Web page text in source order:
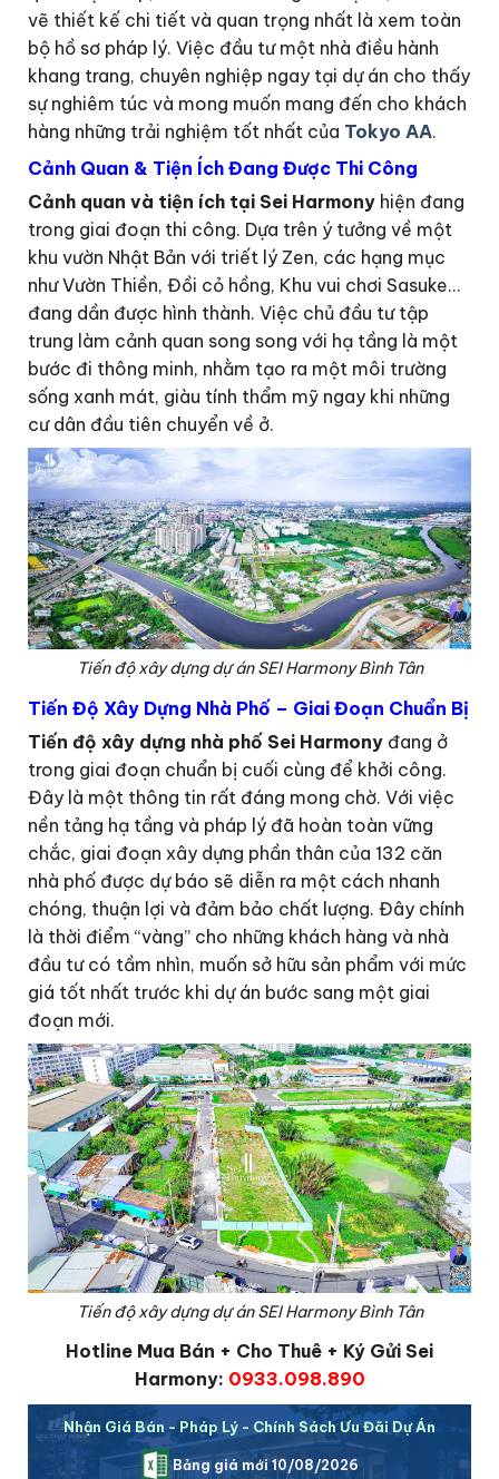
vẽ thiết kế chi tiết và quan trọng nhất là xem toàn
bộ hồ sơ pháp lý. Việc đầu tư một nhà điều hành
khang trang, chuyên nghiệp ngay tại dự án cho thấy
sự nghiêm túc và mong muốn mang đến cho khách
hàng những trải nghiệm tốt nhất của Tokyo AA.
Cảnh Quan & Tiện Ích Đang Được Thi Công
Cảnh quan và tiện ích tại Sei Harmony hiện đang
trong giai đoạn thi công. Dựa trên ý tưởng về một
khu vườn Nhật Bản với triết lý Zen, các hạng mục
như Vườn Thiền, Đồi cỏ hồng, Khu vui chơi Sasuke…
đang dần được hình thành. Việc chủ đầu tư tập
trung làm cảnh quan song song với hạ tầng là một
bước đi thông minh, nhằm tạo ra một môi trường
sống xanh mát, giàu tính thẩm mỹ ngay khi những
cư dân đầu tiên chuyển về ở.
Tiến độ xây dựng dự án SEI Harmony Bình Tân
Tiến Độ Xây Dựng Nhà Phố – Giai Đoạn Chuẩn Bị
Tiến độ xây dựng nhà phố Sei Harmony đang ở
trong giai đoạn chuẩn bị cuối cùng để khởi công.
Đây là một thông tin rất đáng mong chờ. Với việc
nền tảng hạ tầng và pháp lý đã hoàn toàn vững
chắc, giai đoạn xây dựng phần thân của 132 căn
nhà phố được dự báo sẽ diễn ra một cách nhanh
chóng, thuận lợi và đảm bảo chất lượng. Đây chính
là thời điểm “vàng” cho những khách hàng và nhà
đầu tư có tầm nhìn, muốn sở hữu sản phẩm với mức
giá tốt nhất trước khi dự án bước sang một giai
đoạn mới.
Tiến độ xây dựng dự án SEI Harmony Bình Tân
Hotline Mua Bán + Cho Thuê + Ký Gửi Sei
Harmony: 0933.098.890
Nhận Giá Bán - Pháp Lý - Chính Sách Ưu Đãi Dự Án
Bảng giá mới 10/08/2026